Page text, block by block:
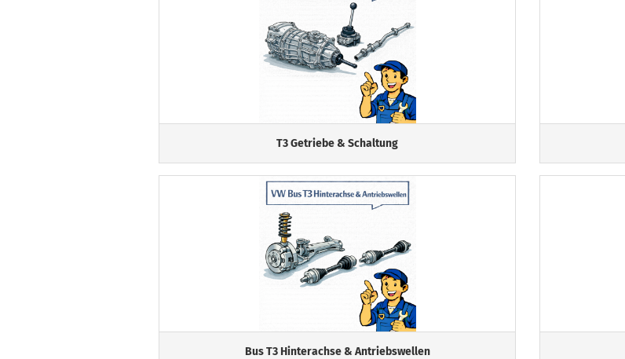
T3 Getriebe & Schaltung
Bus T3 Hinterachse & Antriebswellen